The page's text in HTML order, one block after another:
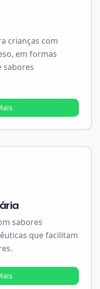
crianças com
em formas
sabores
sabores
que facilitam